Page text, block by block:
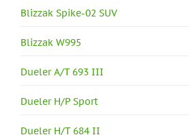
Blizzak Spike-02 SUV
Blizzak W995
Dueler A/T 693 III
Dueler H/P Sport
Dueler H/T 684 II